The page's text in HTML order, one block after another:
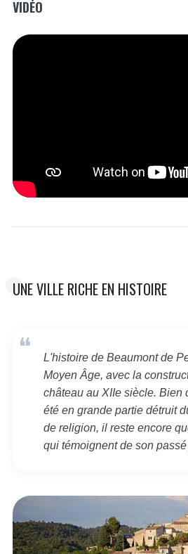
VIDÉO
UNE VILLE RICHE EN HISTOIRE
L'histoire de Beaumont de
Moyen Âge, avec la
château au XIIe siècle. Bien
été en grande partie détruit
de religion, il reste encore
qui témoignent de son